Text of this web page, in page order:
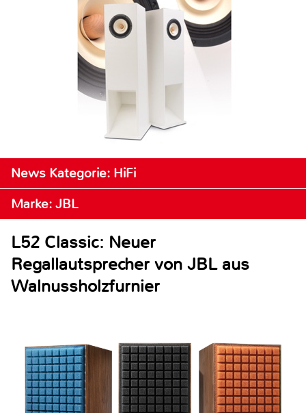
News Kategorie: HiFi
Marke: JBL
L52 Classic: Neuer
Regallautsprecher von JBL aus
Walnussholzfurnier